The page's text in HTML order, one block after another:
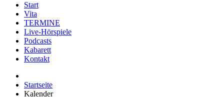
Start
Vita
TERMINE
Live-Hörspiele
Podcasts
Kabarett
Kontakt
Startseite
Kalender